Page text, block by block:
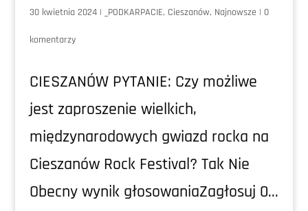
30 kwietnia 2024| _PODKARPACIE, Cieszanów, Najnowsze | 0
komentarzy
CIESZANÓW PYTANIE: Czy możliwe
jest zaproszenie wielkich,
międzynarodowych gwiazd rocka na
Cieszanów Rock Festival? Tak Nie
Obecny wynik głosowaniaZagłosuj 0...